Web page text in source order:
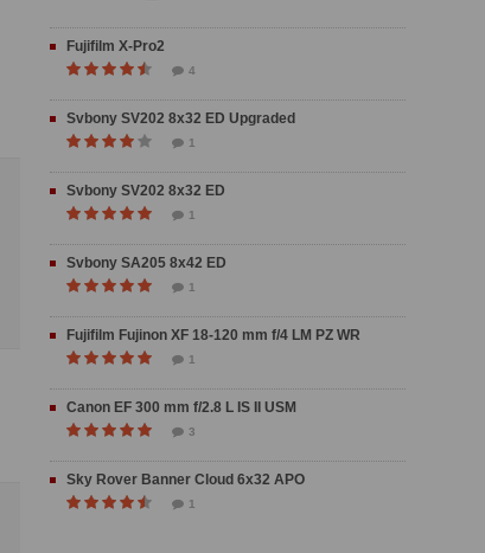
Fujifilm X-Pro2
4
Svbony SV202 8x32 ED Upgraded
1
Svbony SV202 8x32 ED
1
Svbony SA205 8x42 ED
1
Fujifilm Fujinon XF 18-120 mm f/4 LM PZ WR
1
Canon EF 300 mm f/2.8 L IS II USM
3
Sky Rover Banner Cloud 6x32 APO
1